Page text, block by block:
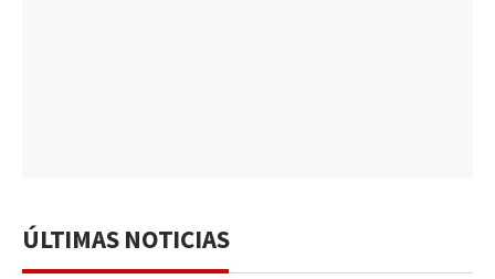
ÚLTIMAS NOTICIAS